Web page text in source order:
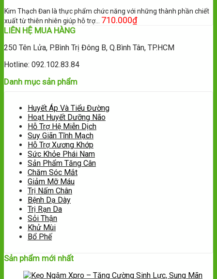
Kim Thạch Đan là thực phẩm chức năng với những thành phần chiết
xuất từ thiên nhiên giúp hỗ trợ… 710.000₫
LIÊN HỆ MUA HÀNG
250 Tên Lửa, P.Bình Trị Đông B, Q.Bình Tân, TP.HCM
Hotline: 092.102.83.84
Danh mục sản phẩm
Huyết Áp Và Tiểu Đường
Hoạt Huyết Dưỡng Não
Hỗ Trợ Hệ Miễn Dịch
Suy Giãn Tĩnh Mạch
Hỗ Trợ Xương Khớp
Sức Khỏe Phái Nam
Sản Phẩm Tăng Cân
Chăm Sóc Mắt
Giảm Mỡ Máu
Trị Nấm Chân
Bệnh Dạ Dày
Trị Rạn Da
Sỏi Thận
Khử Mùi
Bổ Phế
Sản phẩm mới nhất